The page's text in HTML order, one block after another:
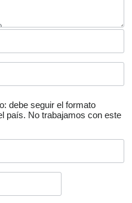
debe seguir el formato
país. No trabajamos con este